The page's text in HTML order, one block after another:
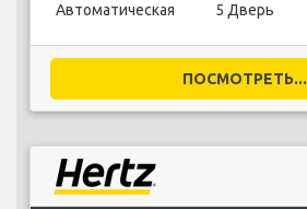
Автоматическая 5 Дверь
ПОСМОТРЕТЬ...